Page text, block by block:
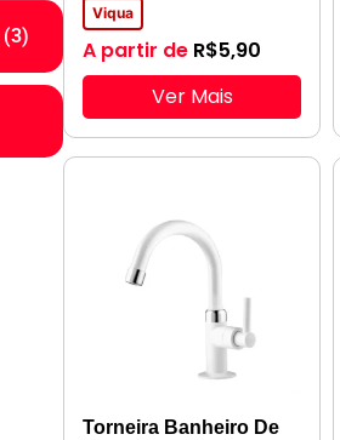
(3)
Viqua
A partir de R$5,90
Ver Mais
Torneira Banheiro De